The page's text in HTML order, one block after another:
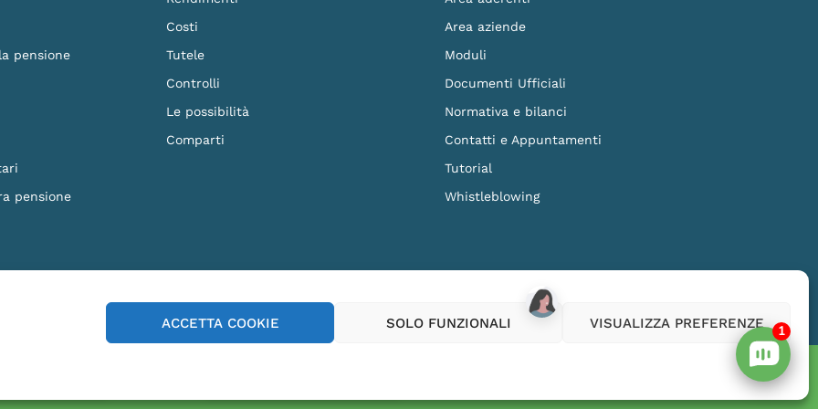
ACCETTA COOKIE SOLO FUNZIONALI VISUALIZZA PREFERENZE
pensione
pensione
Costi
Tutele
Controlli
Le possibilità
Comparti
Area aziende
Moduli
Documenti Ufficiali
Normativa e bilanci
Contatti e Appuntamenti
Tutorial
Whistleblowing
1